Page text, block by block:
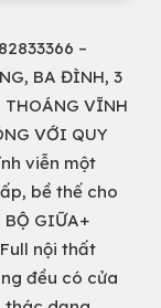
–
BA ĐÌNH, 3
THOÁNG VĨNH
VỚI QUY
viễn một
bề thế cho
BỘ GIỮA+
nội thất
đều có cửa